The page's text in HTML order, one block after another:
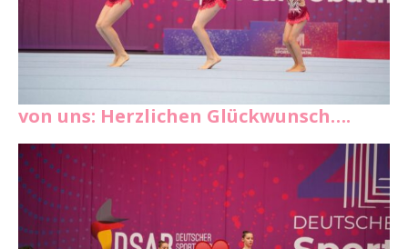
von uns: Herzlichen Glückwunsch….